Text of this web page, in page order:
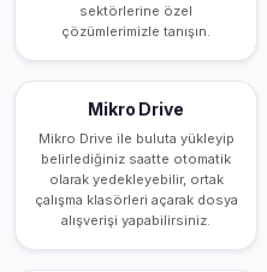
sektörlerine özel
çözümlerimizle tanışın.
Mikro Drive
Mikro Drive ile buluta yükleyip
belirlediğiniz saatte otomatik
olarak yedekleyebilir, ortak
çalışma klasörleri açarak dosya
alışverişi yapabilirsiniz.